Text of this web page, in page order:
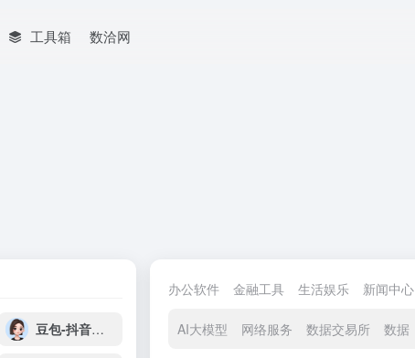
工具箱 数洽网
办公软件 金融工具 生活娱乐 新闻中心
AI大模型 网络服务 数据交易所 数据
豆包-抖音云雀平台